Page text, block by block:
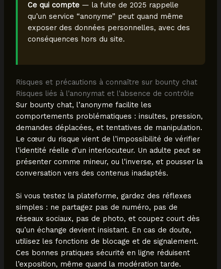
Ce qui compte— la fuite de 2025 rappelle
qu’un service “anonyme” peut quand même
exposer des données personnelles, avec des
conséquences hors du site.
Risques et précautions à connaître sur bounty chat
Risques liés à l'anonymat et l'absence de contrôle
Sur bounty chat, l’anonyme facilite les
comportements problématiques : insultes, pression,
demandes déplacées, et tentatives de manipulation.
Le cœur du risque vient de l’impossibilité de vérifier
l’identité réelle d’un interlocuteur. Un adulte peut se
présenter comme mineur, ou l’inverse, et pousser la
conversation vers des contenus inadaptés.
Si vous testez la plateforme, gardez des réflexes
simples : ne partagez pas de numéro, pas de
réseaux sociaux, pas de photo, et coupez court dès
qu’un échange devient insistant. En cas de doute,
utilisez les fonctions de blocage et de signalement.
Ces bonnes pratiques sécurité en ligne réduisent
l’exposition, même quand la modération tarde.